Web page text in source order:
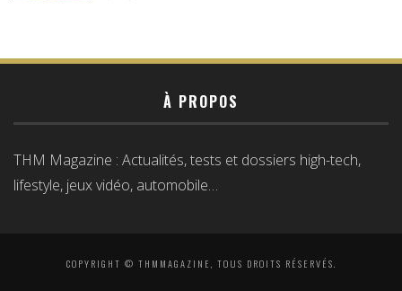
À PROPOS
THM Magazine : Actualités, tests et dossiers high-tech,
lifestyle, jeux vidéo, automobile…
COPYRIGHT © THMMAGAZINE, TOUS DROITS RÉSERVÉS.